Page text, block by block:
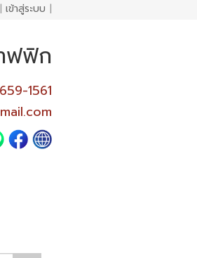
| เข้าสู่ระบบ |
ฟฟิก
1561